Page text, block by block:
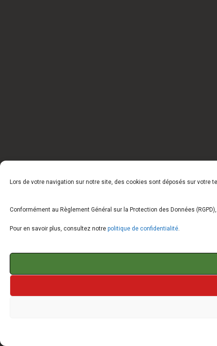
Lors de votre navigation sur notre site, des cookies sont déposés sur votre
Conformément au Règlement Général sur la Protection des Données
Pour en savoir plus, consultez notre politique de confidentialité.